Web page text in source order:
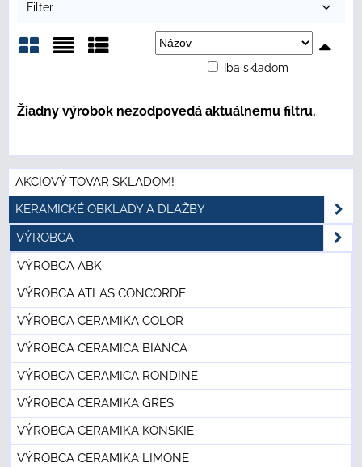
Filter
Iba skladom
AKCIOVÝ TOVAR SKLADOM!
KERAMICKÉ OBKLADY A DLAŽBY
VÝROBCA
VÝROBCA ABK
VÝROBCA ATLAS CONCORDE
VÝROBCA CERAMIKA COLOR
VÝROBCA CERAMICA BIANCA
VÝROBCA CERAMICA RONDINE
VÝROBCA CERAMIKA GRES
VÝROBCA CERAMIKA KONSKIE
VÝROBCA CERAMIKA LIMONE